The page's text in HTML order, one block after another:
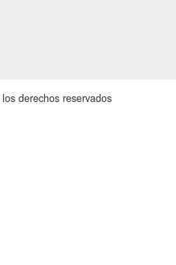
derechos reservados